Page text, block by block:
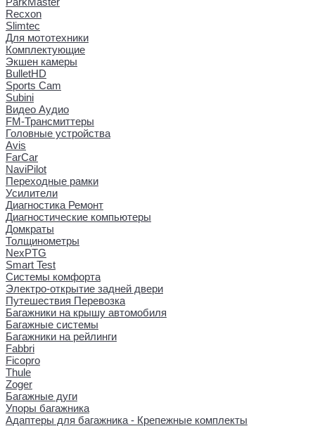
Recxon
Slimtec
Для мототехники
Комплектующие
Экшен камеры
BulletHD
Sports Cam
Subini
Видео Аудио
FM-Трансмиттеры
Головные устройства
Avis
FarCar
NaviPilot
Переходные рамки
Усилители
Диагностика Ремонт
Диагностические компьютеры
Домкраты
Толщинометры
NexPTG
Smart Test
Системы комфорта
Электро-открытие задней двери
Путешествия Перевозка
Багажники на крышу автомобиля
Багажные системы
Багажники на рейлинги
Fabbri
Ficopro
Thule
Zoger
Багажные дуги
Упоры багажника
Адаптеры для багажника - Крепежные комплекты